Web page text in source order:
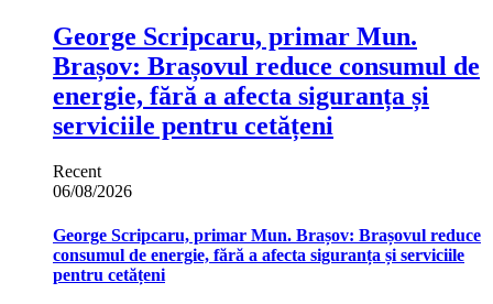
George Scripcaru, primar Mun.
Brașov: Brașovul reduce consumul de
energie, fără a afecta siguranța și
serviciile pentru cetățeni
Recent
06/08/2026
George Scripcaru, primar Mun. Brașov: Brașovul reduce
consumul de energie, fără a afecta siguranța și serviciile
pentru cetățeni